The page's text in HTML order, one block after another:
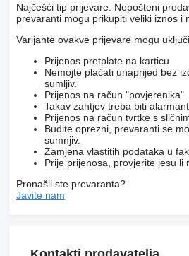
Najčešći tip prijevare. Nepošteni
prevaranti mogu prikupiti veliki iznos i
Varijante ovakve prijevare mogu
Prijenos pretplate na karticu
Nemojte plaćati unaprijed bez
sumljiv.
Prijenos na račun "povjerenika"
Takav zahtjev treba biti
Prijenos na račun tvrtke s
Budite oprezni, prevaranti se
sumnjiv.
Zamjena vlastitih podataka u
Prije prijenosa, provjerite jesu li
Pronašli ste prevaranta?
Javite nam